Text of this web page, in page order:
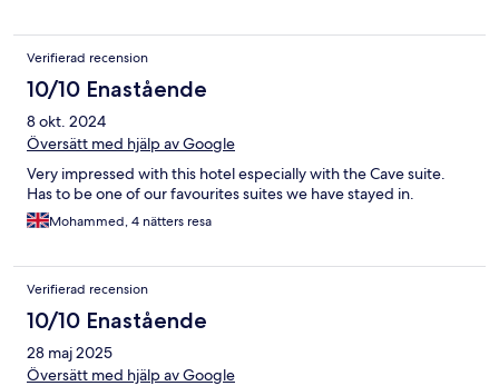
Verifierad recension
10/10 Enastående
8 okt. 2024
Översätt med hjälp av Google
Very impressed with this hotel especially with the Cave suite.
Has to be one of our favourites suites we have stayed in.
Mohammed, 4 nätters resa
Verifierad recension
10/10 Enastående
28 maj 2025
Översätt med hjälp av Google